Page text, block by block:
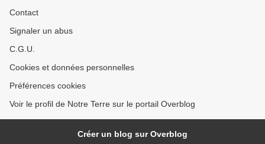
Contact
Signaler un abus
C.G.U.
Cookies et données personnelles
Préférences cookies
Voir le profil de Notre Terre sur le portail Overblog
Créer un blog sur Overblog